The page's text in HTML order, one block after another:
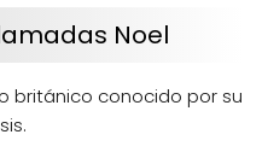
Noel
británico conocido por su